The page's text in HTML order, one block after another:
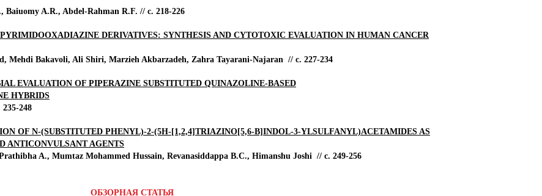
A.R., Abdel-Rahman R.F. // с. 218-226
DERIVATIVES: SYNTHESIS AND CYTOTOXIC EVALUATION IN HUMAN CANCER
Mehdi Bakavoli, Ali Shiri, Marzieh Akbarzadeh, Zahra Tayarani-Najaran // с. 227-234
EVALUATION OF PIPERAZINE SUBSTITUTED QUINAZOLINE-BASED
HYBRIDS
248
OF N-(SUBSTITUTED PHENYL)-2-(5H-[1,2,4]TRIAZINO[5,6-B]INDOL-3-YLSULFANYL)ACETAMIDES AS
ANTICONVULSANT AGENTS
A., Mumtaz Mohammed Hussain, Revanasiddappa B.C., Himanshu Joshi // с. 249-256
ОБЗОРНАЯ СТАТЬЯ